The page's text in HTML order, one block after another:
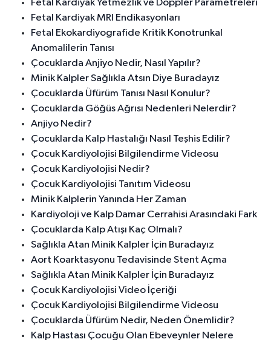
Fetal Kardiyak Yetmezlik ve Doppler Parametreleri
Fetal Kardiyak MRI Endikasyonları
Fetal Ekokardiyografide Kritik Konotrunkal
Anomalilerin Tanısı
Çocuklarda Anjiyo Nedir, Nasıl Yapılır?
Minik Kalpler Sağlıkla Atsın Diye Buradayız
Çocuklarda Üfürüm Tanısı Nasıl Konulur?
Çocuklarda Göğüs Ağrısı Nedenleri Nelerdir?
Anjiyo Nedir?
Çocuklarda Kalp Hastalığı Nasıl Teşhis Edilir?
Çocuk Kardiyolojisi Bilgilendirme Videosu
Çocuk Kardiyolojisi Nedir?
Çocuk Kardiyolojisi Tanıtım Videosu
Minik Kalplerin Yanında Her Zaman
Kardiyoloji ve Kalp Damar Cerrahisi Arasındaki Fark
Çocuklarda Kalp Atışı Kaç Olmalı?
Sağlıkla Atan Minik Kalpler İçin Buradayız
Aort Koarktasyonu Tedavisinde Stent Açma
Sağlıkla Atan Minik Kalpler İçin Buradayız
Çocuk Kardiyolojisi Video İçeriği
Çocuk Kardiyolojisi Bilgilendirme Videosu
Çocuklarda Üfürüm Nedir, Neden Önemlidir?
Kalp Hastası Çocuğu Olan Ebeveynler Nelere